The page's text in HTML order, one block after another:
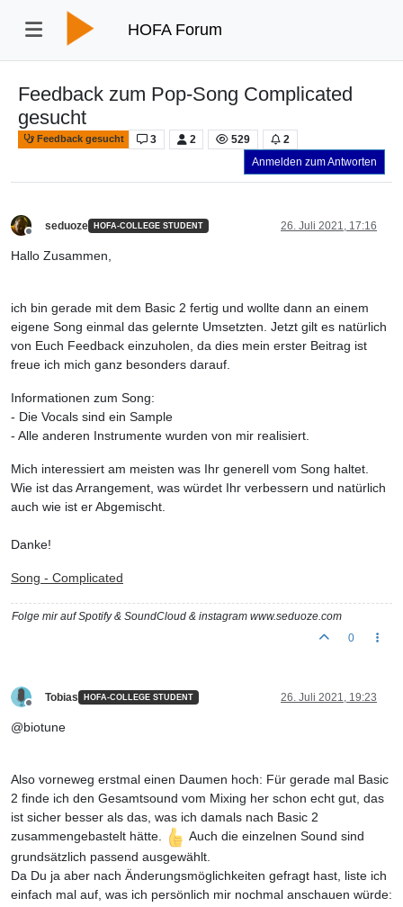
HOFA Forum
Feedback zum Pop-Song Complicated
gesucht
Feedback gesucht 3 2 529
2
Anmelden zum Antworten
seduoze HOFA-COLLEGE STUDENT 26. Juli 2021, 17:16
Hallo Zusammen,
ich bin gerade mit dem Basic 2 fertig und wollte dann an einem
eigene Song einmal das gelernte Umsetzten. Jetzt gilt es natürlich
von Euch Feedback einzuholen, da dies mein erster Beitrag ist
freue ich mich ganz besonders darauf.
Informationen zum Song:
- Die Vocals sind ein Sample
- Alle anderen Instrumente wurden von mir realisiert.
Mich interessiert am meisten was Ihr generell vom Song haltet.
Wie ist das Arrangement, was würdet Ihr verbessern und natürlich
auch wie ist er Abgemischt.
Danke!
Song - Complicated
Folge mir auf Spotify & SoundCloud & instagram www.seduoze.com
0
Tobias HOFA-COLLEGE STUDENT 26. Juli 2021, 19:23
@biotune
Also vorneweg erstmal einen Daumen hoch: Für gerade mal Basic
2 finde ich den Gesamtsound vom Mixing her schon echt gut, das
ist sicher besser als das, was ich damals nach Basic 2
zusammengebastelt hätte.
Auch die einzelnen Sound sind
grundsätzlich passend ausgewählt.
Da Du ja aber nach Änderungsmöglichkeiten gefragt hast, liste ich
einfach mal auf, was ich persönlich mir nochmal anschauen würde: